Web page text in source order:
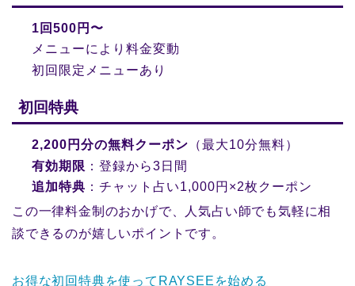
1回500円〜
メニューにより料金変動
初回限定メニューあり
初回特典
2,200円分の無料クーポン （最大10分無料）
有効期限 ：登録から3日間
追加特典 ：チャット占い1,000円×2枚クーポン
この一律料金制のおかげで、人気占い師でも気軽に相
談できるのが嬉しいポイントです。
お得な初回特典を使ってRAYSEEを始める